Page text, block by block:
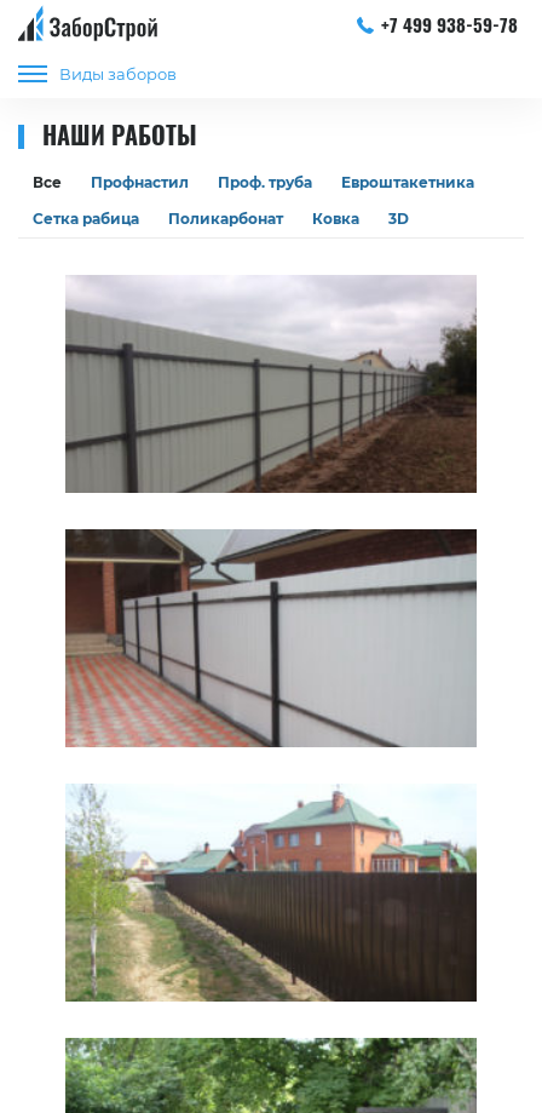
+7 499 938-59-78
Виды заборов
НАШИ РАБОТЫ
Все Профнастил Проф. труба
Евроштакетника
Сетка рабица
Поликарбонат Ковка 3D